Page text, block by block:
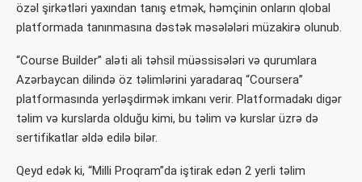
özəl şirkətləri yaxından tanış etmək, həmçinin onların qlobal
platformada tanınmasına dəstək məsələləri müzakirə olunub.
“Course Builder” aləti ali təhsil müəssisələri və qurumlara
Azərbaycan dilində öz təlimlərini yaradaraq “Coursera”
platformasında yerləşdirmək imkanı verir. Platformadakı digər
təlim və kurslarda olduğu kimi, bu təlim və kurslar üzrə də
sertifikatlar əldə edilə bilər.
Qeyd edək ki, “Milli Proqram”da iştirak edən 2 yerli təlim